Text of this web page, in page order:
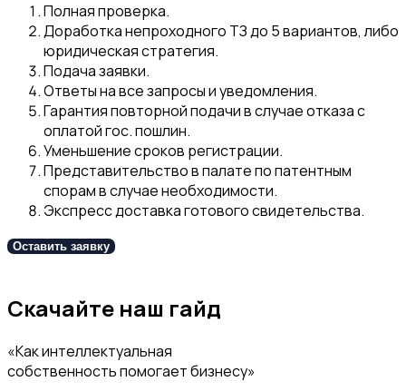
Полная проверка.
Доработка непроходного ТЗ до 5 вариантов, либо
юридическая стратегия.
Подача заявки.
Ответы на все запросы и уведомления.
Гарантия повторной подачи в случае отказа с
оплатой гос. пошлин.
Уменьшение сроков регистрации.
Представительство в палате по патентным
спорам в случае необходимости.
Экспресс доставка готового свидетельства.
Оставить заявку
Скачайте наш гайд
«Как интеллектуальная
собственность помогает бизнесу»